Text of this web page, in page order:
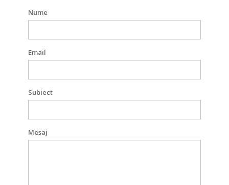
Nume
Email
Subiect
Mesaj